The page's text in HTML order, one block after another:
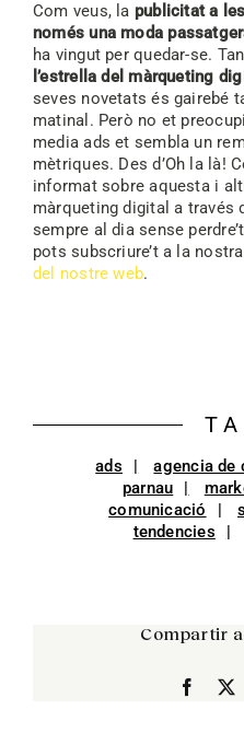
Com veus, la publicitat a
només una moda
ha vingut per quedar-se.
l’estrella del màrqueting
seves novetats és gairebé
matinal. Però no et
media ads et sembla un
mètriques. Des d’Oh la là!
informat sobre aquesta i
màrqueting digital a través
sempre al dia sense
pots subscriure’t a la
del nostre web.
ads agencia de
parnau
comunicació
tendencies
Compartir